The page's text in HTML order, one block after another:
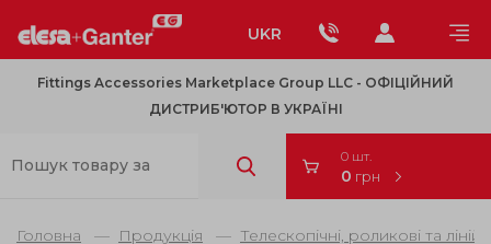
UKR
Fittings Accessories Marketplace Group LLC - OФІЦІЙНИЙ
ДИСТРИБ'ЮТОР В УКРАЇНІ
0 шт.
0 грн
Головна Продукція Телескопічні, роликові та